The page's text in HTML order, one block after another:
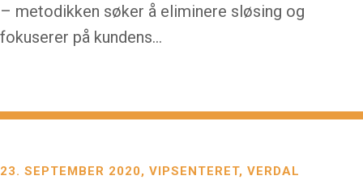
– metodikken søker å eliminere sløsing og
fokuserer på kundens…
23. SEPTEMBER 2020 VIPSENTERET, VERDAL